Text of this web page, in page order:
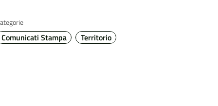
Comunicati Stampa Territorio